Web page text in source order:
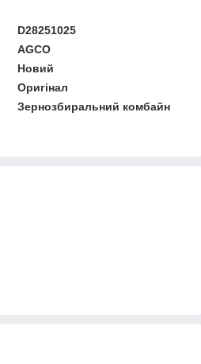
D28251025
AGCO
Новий
Оригінал
Зернозбиральний комбайн